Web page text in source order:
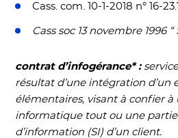
Cass. com. 10-1-2018 n° 16-
Cass soc 13 novembre 1996
contrat d’infogérance* :
résultat d’une intégration d’un
élémentaires, visant à confier à
informatique tout ou une
d’information (SI) d’un client.